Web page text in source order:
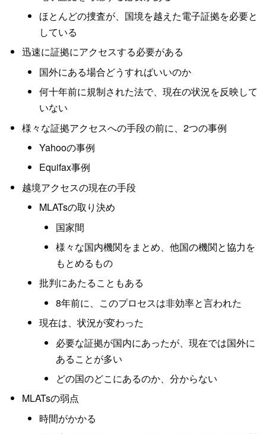
ほとんどの捜査が、国境を越えた電子証拠を必要と
している
迅速に証拠にアクセスする必要がある
国外にある場合どうすればいいのか
何十年前に規制された法で、現在の状況を反映して
いない
様々な証拠アクセスへの手段の前に、2つの事例
Yahooの事例
Equifax事例
越境アクセスの現在の手段
MLATsの取り決め
国家間
様々な国内機関をまとめ、他国の機関と協力を
もとめるもの
批判にあたることもある
8年前に、このプロセスは非効率と言われた
現在は、状況が変わった
必要な証拠が国内にあったが、現在では国外に
あることが多い
どの国のどこにあるのか、分からない
MLATsの弱点
時間がかかる